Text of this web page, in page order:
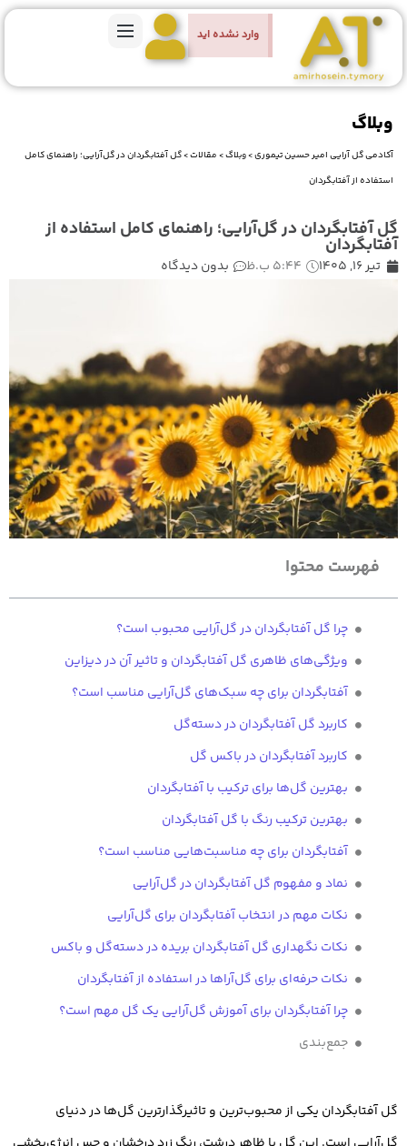
وارد نشده اید
وبلاگ
آکادمی گل آرایی امیر حسین تیموری>وبلاگ>مقالات>گل آفتابگردان در گل‌آرایی؛ راهنمای کامل
استفاده از آفتابگردان
گل آفتابگردان در گل‌آرایی؛ راهنمای کامل استفاده از
آفتابگردان
تیر 16, 1405 5:44 ب.ظ بدون دیدگاه
فهرست محتوا
چرا گل آفتابگردان در گل‌آرایی محبوب است؟
ویژگی‌های ظاهری گل آفتابگردان و تاثیر آن در دیزاین
آفتابگردان برای چه سبک‌های گل‌آرایی مناسب است؟
کاربرد گل آفتابگردان در دسته‌گل
کاربرد آفتابگردان در باکس گل
بهترین گل‌ها برای ترکیب با آفتابگردان
بهترین ترکیب رنگ با گل آفتابگردان
آفتابگردان برای چه مناسبت‌هایی مناسب است؟
نماد و مفهوم گل آفتابگردان در گل‌آرایی
نکات مهم در انتخاب آفتابگردان برای گل‌آرایی
نکات نگهداری گل آفتابگردان بریده در دسته‌گل و باکس
نکات حرفه‌ای برای گل‌آراها در استفاده از آفتابگردان
چرا آفتابگردان برای آموزش گل‌آرایی یک گل مهم است؟
جمع‌بندی
گل آفتابگردان یکی از محبوب‌ترین و تاثیرگذارترین گل‌ها در دنیای